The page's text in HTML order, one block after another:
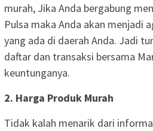
murah, Jika Anda bergabung
Pulsa maka Anda akan menjadi
yang ada di daerah Anda. Jadi
daftar dan transaksi bersama
keuntunganya.
2. Harga Produk Murah
Tidak kalah menarik dari